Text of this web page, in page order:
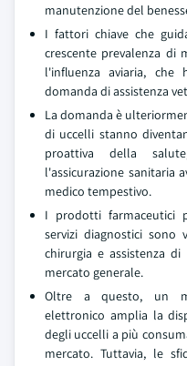
manutenzione del
I fattori chiave che
crescente prevalenza di
l'influenza aviaria,
domanda di assistenza
La domanda è
di uccelli stanno
proattiva della
l'assicurazione sanitaria
medico tempestivo.
I prodotti farmaceutici
servizi diagnostici
chirurgia e assistenza
mercato generale.
Oltre a questo, un
elettronico amplia la
degli uccelli a più
mercato. Tuttavia, le